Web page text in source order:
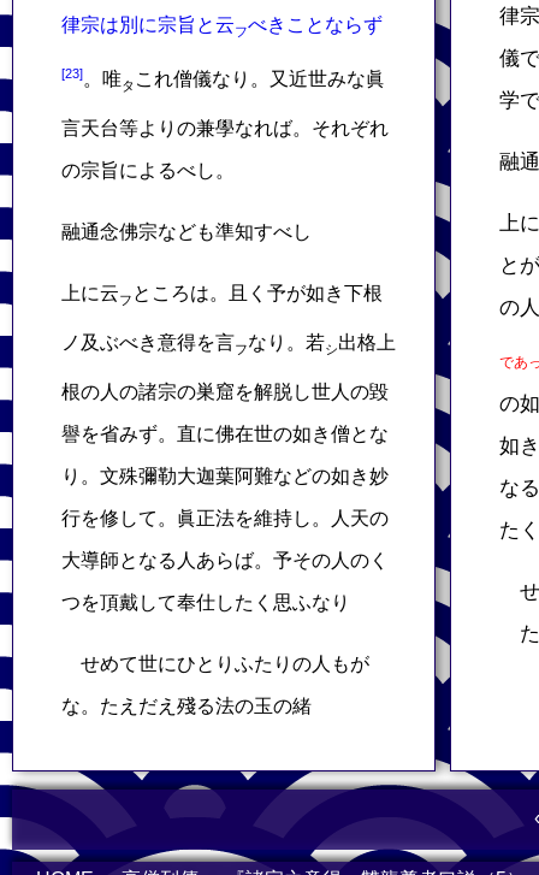
律宗は別に宗旨と云フべきことならず
。唯タ これ僧儀なり。又近世みな眞
言天台等よりの兼學なれば。それぞれ
の宗旨によるべし。
融通念佛宗なども準知すべし
上に云フ ところは。且く予が如き下根
ノ及ぶべき意得を言フなり。若シ出格上
根の人の諸宗の巣窟を解脱し世人の毀
譽を省みず。直に佛在世の如き僧とな
り。文殊彌勒大迦葉阿難などの如き妙
行を修して。眞正法を維持し。人天の
大導師となる人あらば。予その人のく
つを頂戴して奉仕したく思ふなり
せめて世にひとりふたりの人もが
な。たえだえ殘る法の玉の緒
律
儀
学
融
上
と
の
であ
の
如
な
た
せ
た